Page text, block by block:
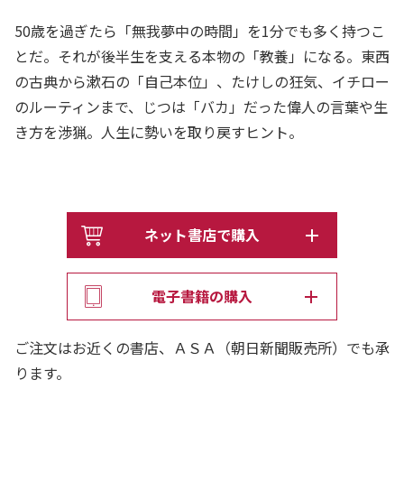
50歳を過ぎたら「無我夢中の時間」を1分でも多く持つこ
とだ。それが後半生を支える本物の「教養」になる。東西
の古典から漱石の「自己本位」、たけしの狂気、イチロー
のルーティンまで、じつは「バカ」だった偉人の言葉や生
き方を渉猟。人生に勢いを取り戻すヒント。
ネット書店で購入
電子書籍の購入
ご注文はお近くの書店、ＡＳＡ（朝日新聞販売所）でも承
ります。